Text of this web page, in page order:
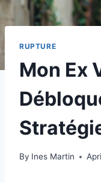
RUPTURE
Mon Ex
By Ines Martin